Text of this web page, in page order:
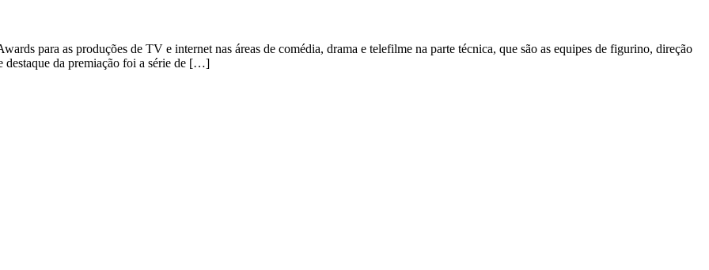
para as produções de TV e internet nas áreas de comédia, drama e telefilme na parte técnica, que são as equipes de figurino, direção
destaque da premiação foi a série de […]